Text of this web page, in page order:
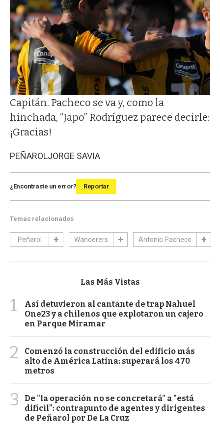
Capitán. Pacheco se va y, como la
hinchada, “Japo” Rodríguez parece decirle:
¡Gracias!
PEÑAROLJORGE SAVIA
¿Encontraste un error? Reportar
Temas relacionados
Peñarol Wanderers Antonio Pacheco
Las Más Vistas
1
Así detuvieron al cantante de trap Nahuel
One23 y a chilenos que explotaron un cajero
en Parque Miramar
2
Comenzó la construcción del edificio más
alto de América Latina: superará los 470
metros
3
De "la operación no se concretará" a "está
difícil": contrapunto de agentes y dirigentes
de Peñarol por De La Cruz